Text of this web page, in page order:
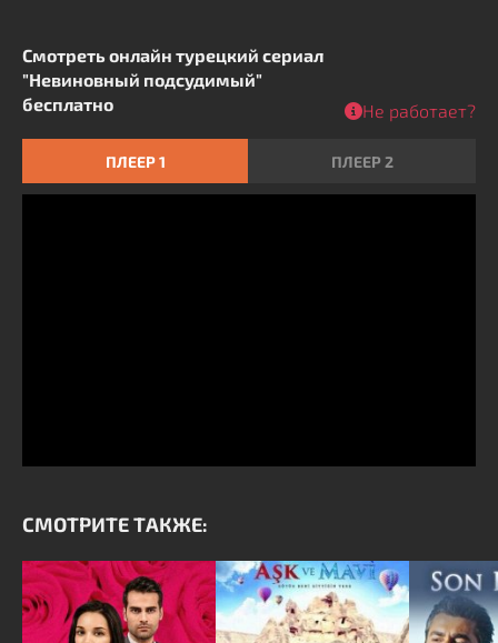
Смотреть онлайн турецкий сериал
"Невиновный подсудимый"
бесплатно
ПЛЕЕР 1 ПЛЕЕР 2
Не работает?
СМОТРИТЕ ТАКЖЕ: